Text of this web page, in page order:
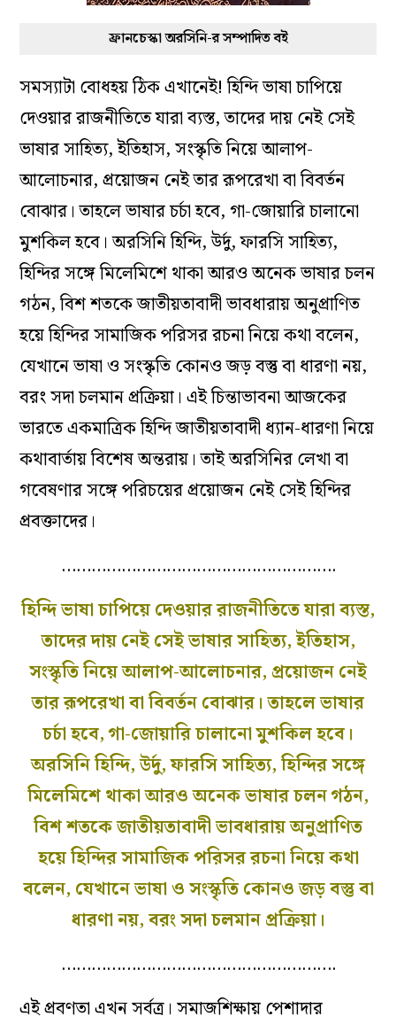
ফ্রানচেস্কা অরসিনি-র সম্পাদিত বই
সমস্যাটা বোধহয় ঠিক এখানেই! হিন্দি ভাষা চাপিয়ে
দেওয়ার রাজনীতিতে যারা ব্যস্ত, তাদের দায় নেই সেই
ভাষার সাহিত্য, ইতিহাস, সংস্কৃতি নিয়ে আলাপ-
আলোচনার, প্রয়োজন নেই তার রূপরেখা বা বিবর্তন
বোঝার। তাহলে ভাষার চর্চা হবে, গা-জোয়ারি চালানো
মুশকিল হবে। অরসিনি হিন্দি, উর্দু, ফারসি সাহিত্য,
হিন্দির সঙ্গে মিলেমিশে থাকা আরও অনেক ভাষার চলন
গঠন, বিশ শতকে জাতীয়তাবাদী ভাবধারায় অনুপ্রাণিত
হয়ে হিন্দির সামাজিক পরিসর রচনা নিয়ে কথা বলেন,
যেখানে ভাষা ও সংস্কৃতি কোনও জড় বস্তু বা ধারণা নয়,
বরং সদা চলমান প্রক্রিয়া। এই চিন্তাভাবনা আজকের
ভারতে একমাত্রিক হিন্দি জাতীয়তাবাদী ধ্যান-ধারণা নিয়ে
কথাবার্তায় বিশেষ অন্তরায়। তাই অরসিনির লেখা বা
গবেষণার সঙ্গে পরিচয়ের প্রয়োজন নেই সেই হিন্দির
প্রবক্তাদের।
……………………………………………….
হিন্দি ভাষা চাপিয়ে দেওয়ার রাজনীতিতে যারা ব্যস্ত,
তাদের দায় নেই সেই ভাষার সাহিত্য, ইতিহাস,
সংস্কৃতি নিয়ে আলাপ-আলোচনার, প্রয়োজন নেই
তার রূপরেখা বা বিবর্তন বোঝার। তাহলে ভাষার
চর্চা হবে, গা-জোয়ারি চালানো মুশকিল হবে।
অরসিনি হিন্দি, উর্দু, ফারসি সাহিত্য, হিন্দির সঙ্গে
মিলেমিশে থাকা আরও অনেক ভাষার চলন গঠন,
বিশ শতকে জাতীয়তাবাদী ভাবধারায় অনুপ্রাণিত
হয়ে হিন্দির সামাজিক পরিসর রচনা নিয়ে কথা
বলেন, যেখানে ভাষা ও সংস্কৃতি কোনও জড় বস্তু বা
ধারণা নয়, বরং সদা চলমান প্রক্রিয়া।
……………………………………………….
এই প্রবণতা এখন সর্বত্র। সমাজশিক্ষায় পেশাদার